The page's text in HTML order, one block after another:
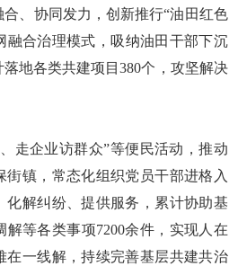
、协同发力，创新推行“油田红色
融合治理模式，吸纳油田干部下沉
地各类共建项目380个，攻坚解决
企业访群众”等便民活动，推动
街镇，常态化组织党员干部进格入
化解纠纷、提供服务，累计协助基
解等各类事项7200余件，实现人在
在一线解，持续完善基层共建共治